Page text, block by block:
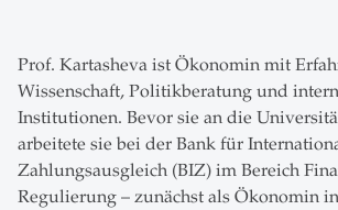
Prof. Kartasheva ist Ökonomin mit
Wissenschaft, Politikberatung und
Institutionen. Bevor sie an die
arbeitete sie bei der Bank für
Zahlungsausgleich (BIZ) im Bereich
Regulierung – zunächst als Ökonomin